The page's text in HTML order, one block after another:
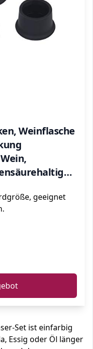
Weinflasche
geeignet
Set ist einfarbig
Essig oder Öl länger